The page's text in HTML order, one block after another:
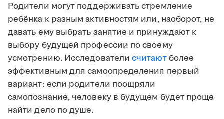
Родители могут поддерживать стремление
ребёнка к разным активностям или, наоборот, не
давать ему выбрать занятие и принуждают к
выбору будущей профессии по своему
усмотрению. Исследователисчитаютболее
эффективным для самоопределения первый
вариант: если родители поощряли
самопознание, человеку в будущем будет проще
найти дело по душе.